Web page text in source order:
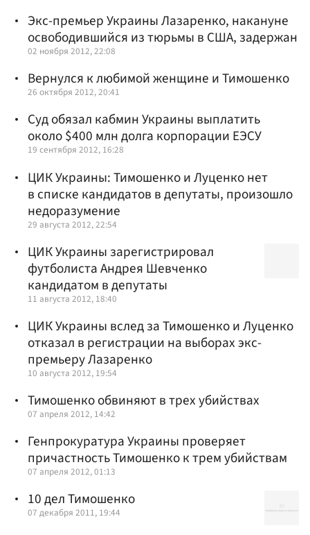
Экс-премьер Украины Лазаренко, накануне
освободившийся из тюрьмы в США, задержан
02 ноября 2012, 22:08
Вернулся к любимой женщине и Тимошенко
26 октября 2012, 20:41
Суд обязал кабмин Украины выплатить
около $400 млн долга корпорации ЕЭСУ
19 сентября 2012, 16:28
ЦИК Украины: Тимошенко и Луценко нет
в списке кандидатов в депутаты, произошло
недоразумение
29 августа 2012, 22:54
ЦИК Украины зарегистрировал
футболиста Андрея Шевченко
кандидатом в депутаты
11 августа 2012, 18:40
ЦИК Украины вслед за Тимошенко и Луценко
отказал в регистрации на выборах экс-
премьеру Лазаренко
10 августа 2012, 19:54
Тимошенко обвиняют в трех убийствах
07 апреля 2012, 14:42
Генпрокуратура Украины проверяет
причастность Тимошенко к трем убийствам
07 апреля 2012, 01:13
10 дел Тимошенко
07 декабря 2011, 19:44